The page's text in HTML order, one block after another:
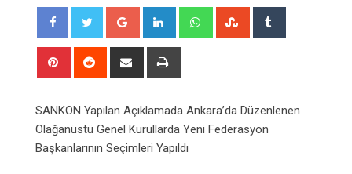
Google+ LinkedIn WhatsappStumbleUpon
Pinterest Reddit
Share
SANKON Yapılan Açıklamada Ankara’da Düzenlenen
Olağanüstü Genel Kurullarda Yeni Federasyon
Başkanlarının Seçimleri Yapıldı